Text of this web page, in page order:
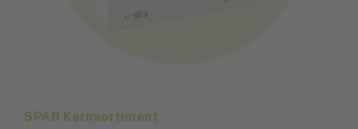
SPAR Kernsortiment